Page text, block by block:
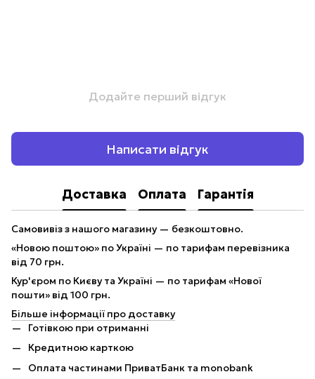
Додайте перший відгук
Написати відгук
Доставка Оплата Гарантія
Самовивіз з нашого магазину — безкоштовно.
«Новою поштою» по Україні — по тарифам перевізника
від 70 грн.
Кур'єром по Києву та Україні — по тарифам «Нової
пошти» від 100 грн.
Більше інформації про доставку
Готівкою при отриманні
Кредитною карткою
Оплата частинами ПриватБанк та monobank